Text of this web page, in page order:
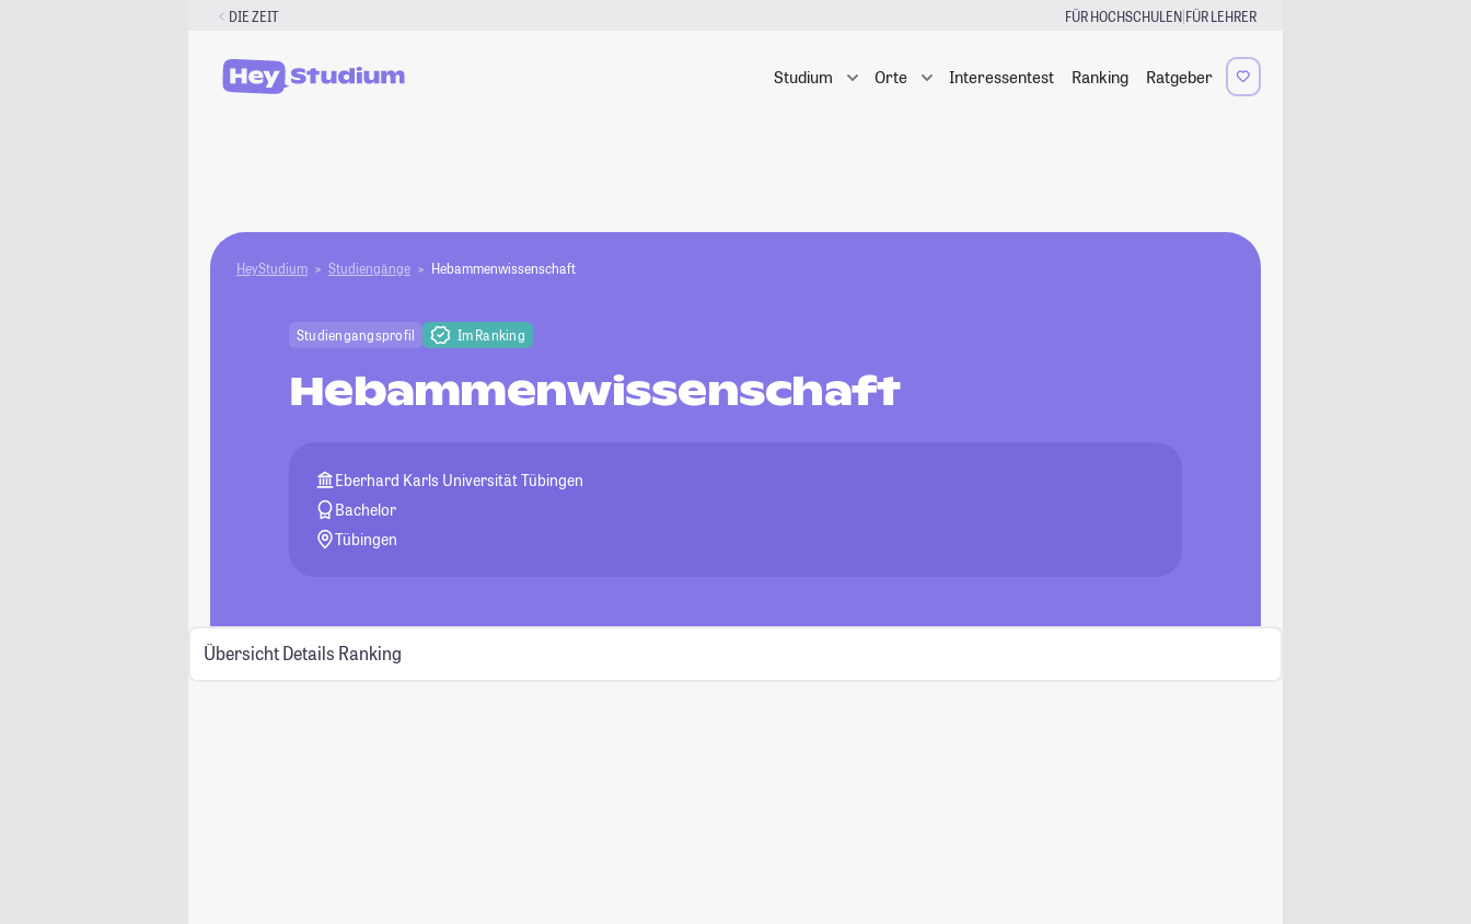
DIE ZEIT FÜR HOCHSCHULEN|FÜR LEHRER
Studium Orte Interessentest Ranking Ratgeber
HeyStudium Studiengänge Hebammenwissenschaft
Studiengangsprofil Im Ranking
Hebammenwissenschaft
Eberhard Karls Universität Tübingen
Bachelor
Tübingen
Übersicht Details Ranking